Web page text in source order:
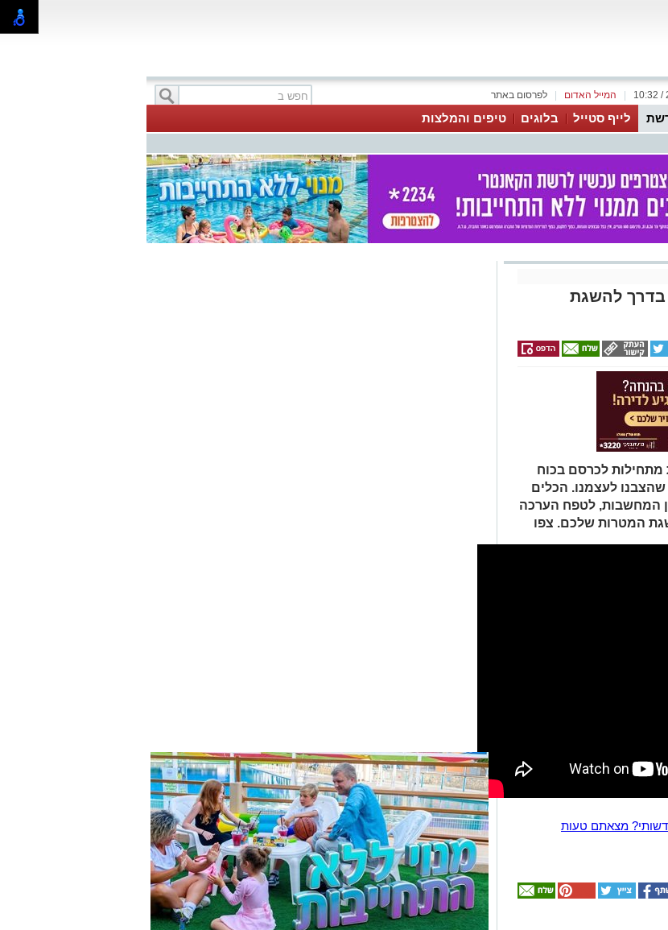
לפרסום באתר המייל האדום
לייף סטייל בלוגים טיפים והמלצות
בדרך להשגת
לכרסם בכוח
שהצבנו לעצמנו. הכלים
המחשבות, לטפח הערכה
המטרות שלכם. צפו
מצאתם טעות